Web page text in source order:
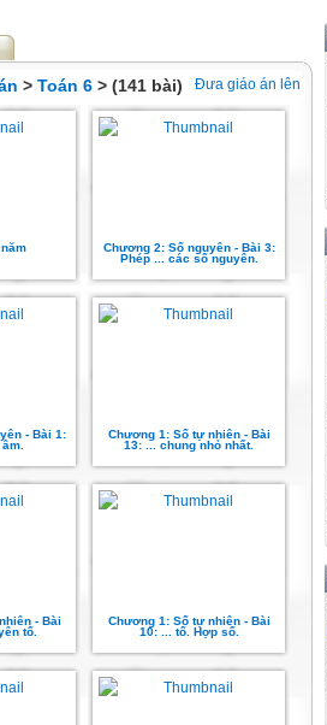
Đưa giáo án lên
> Toán 6 > (141 bài)
Chương 2: Số nguyên - Bài 3:
Phép ... các số nguyên.
- Bài 1:
Chương 1: Số tự nhiên - Bài
13: ... chung nhỏ nhất.
- Bài
tố.
Chương 1: Số tự nhiên - Bài
10: ... tố. Hợp số.